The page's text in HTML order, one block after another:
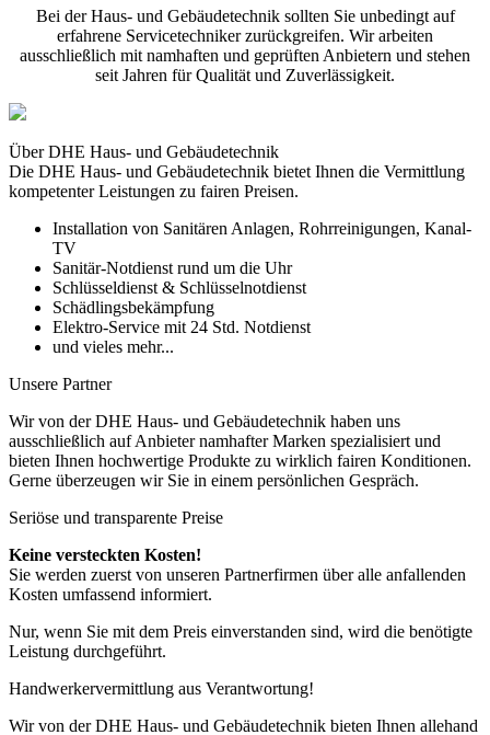
Bei der Haus- und Gebäudetechnik sollten Sie unbedingt auf
erfahrene Servicetechniker zurückgreifen. Wir arbeiten
ausschließlich mit namhaften und geprüften Anbietern und stehen
seit Jahren für Qualität und Zuverlässigkeit.
Über DHE Haus- und Gebäudetechnik
Die DHE Haus- und Gebäudetechnik bietet Ihnen die Vermittlung
kompetenter Leistungen zu fairen Preisen.
Installation von Sanitären Anlagen, Rohrreinigungen, Kanal-
TV
Sanitär-Notdienst rund um die Uhr
Schlüsseldienst & Schlüsselnotdienst
Schädlingsbekämpfung
Elektro-Service mit 24 Std. Notdienst
und vieles mehr...
Unsere Partner
Wir von der DHE Haus- und Gebäudetechnik haben uns
ausschließlich auf Anbieter namhafter Marken spezialisiert und
bieten Ihnen hochwertige Produkte zu wirklich fairen Konditionen.
Gerne überzeugen wir Sie in einem persönlichen Gespräch.
Seriöse und transparente Preise
Keine versteckten Kosten!
Sie werden zuerst von unseren Partnerfirmen über alle anfallenden
Kosten umfassend informiert.
Nur, wenn Sie mit dem Preis einverstanden sind, wird die benötigte
Leistung durchgeführt.
Handwerkervermittlung aus Verantwortung!
Wir von der DHE Haus- und Gebäudetechnik bieten Ihnen allehand